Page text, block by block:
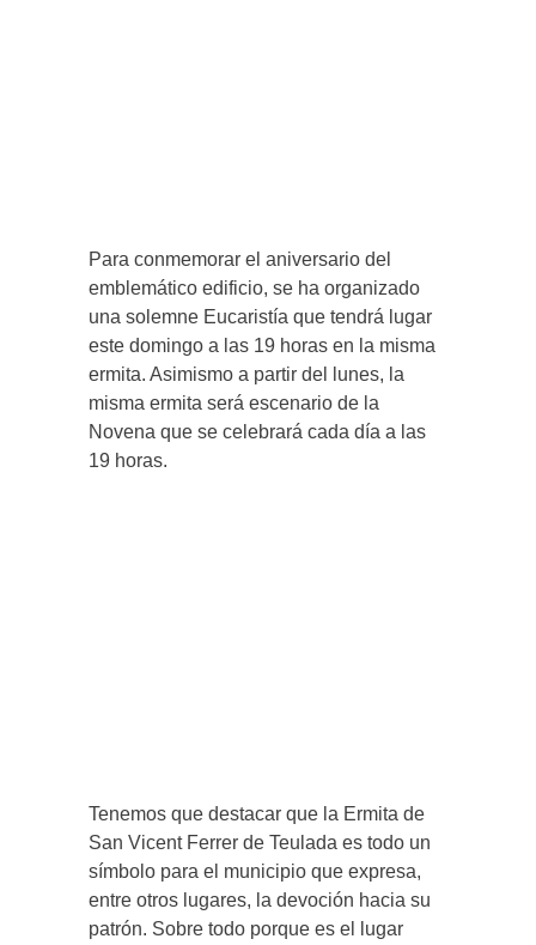
Para conmemorar el aniversario del
emblemático edificio, se ha organizado
una solemne Eucaristía que tendrá lugar
este domingo a las 19 horas en la misma
ermita. Asimismo a partir del lunes, la
misma ermita será escenario de la
Novena que se celebrará cada día a las
19 horas.
Tenemos que destacar que la Ermita de
San Vicent Ferrer de Teulada es todo un
símbolo para el municipio que expresa,
entre otros lugares, la devoción hacia su
patrón. Sobre todo porque es el lugar